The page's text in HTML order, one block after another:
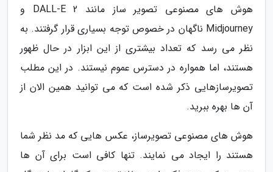
هوش های مصنوعی تصویر ساز مانند DALL-E 2 و
Midjourney ناگهان در خصوص توجه بسیاری قرار گرفتند. به
نظر می رسد که تعداد بیشتری از این ابزار در حال ظهور
هستند، اما همواره در دسترس عموم نیستند. در این مطلب
تصویرسازهایی ذکر شده است که می توانید همین الان از
آن ها بهره ببرید.
هوش های مصنوعی تصویرساز، عکس هایی که مد نظر شما
هستند را ایجاد می نمایند. تنها کافی است برای آن ها